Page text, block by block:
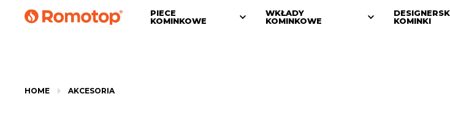
PIECE
KOMINKOWE
WKŁADY
KOMINKOWE
KOMINKI
HOME AKCESORIA